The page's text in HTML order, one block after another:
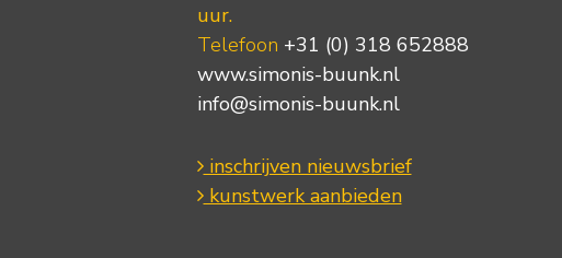
uur.
Telefoon +31 (0) 318 652888
www.simonis-buunk.nl
info@simonis-buunk.nl
inschrijven nieuwsbrief
kunstwerk aanbieden